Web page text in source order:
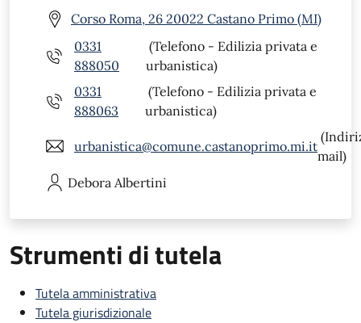
Corso Roma, 26 20022 Castano Primo (MI)
0331
888050
(Telefono - Edilizia privata e
urbanistica)
0331
888063
(Telefono - Edilizia privata e
urbanistica)
urbanistica@comune.castanoprimo.mi.it
mail)
Debora Albertini
Strumenti di tutela
Tutela amministrativa
Tutela giurisdizionale